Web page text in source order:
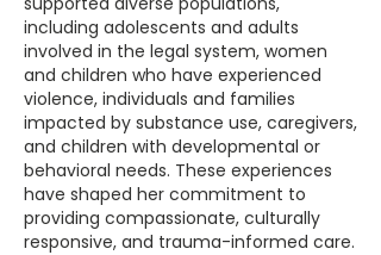
including adolescents and adults
involved in the legal system, women
and children who have experienced
violence, individuals and families
impacted by substance use, caregivers,
and children with developmental or
behavioral needs. These experiences
have shaped her commitment to
providing compassionate, culturally
responsive, and trauma-informed care.